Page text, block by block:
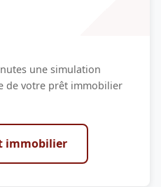
une simulation
de votre prêt immobilier
immobilier